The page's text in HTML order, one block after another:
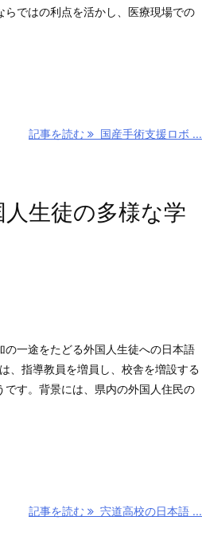
ではの利点を活かし、医療現場での
記事を読む 国産手術支援ロボ ...
生徒の多様な学
一途をたどる外国人生徒への日本語
、指導教員を増員し、校舎を増設する
す。背景には、県内の外国人住民の
記事を読む 宍道高校の日本語 ...